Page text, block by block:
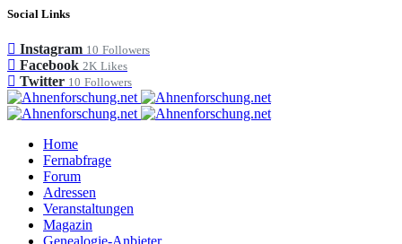
Social Links
Instagram 10 Followers
Facebook 2K Likes
Twitter 10 Followers
Home
Fernabfrage
Forum
Adressen
Veranstaltungen
Magazin